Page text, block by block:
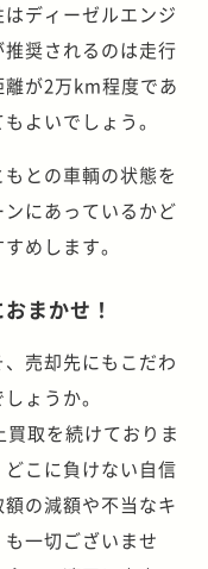
ディーゼルエンジ
奨されるのは走行
が2万km程度であ
よいでしょう。
との車輌の状態を
にあっているかど
めします。
まかせ！
売却先にもこだわ
ょうか。
取を続けておりま
こに負けない自信
の減額や不当なキ
一切ございませ